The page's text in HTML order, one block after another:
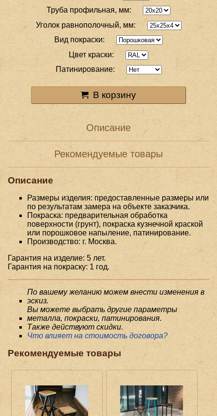
Труба профильная, мм:
Уголок равнополочный, мм:
Вид покраски:
Цвет краски:
Патинирование:
В корзину
Описание
Рекомендуемые товары
Описание
Размеры изделия: предоставленные размеры или
по результатам замера на объекте заказчика.
Покраска: предварительная обработка
поверхности (грунт), покраска кузнечной краской
или порошковое напыление, патинирование.
Производство: г. Москва.
Гарантия на изделие: 5 лет.
Гарантия на покраску: 1 год.
По вашему желанию можем внести изменения в
эскиз.
Вы можете выбрать другие параметры
металла, покраски, патинирования.
Также действуют скидки.
Что влияет на стоимость договора?
Рекомендуемые товары